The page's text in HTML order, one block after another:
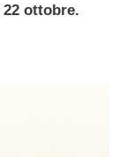
22 ottobre.